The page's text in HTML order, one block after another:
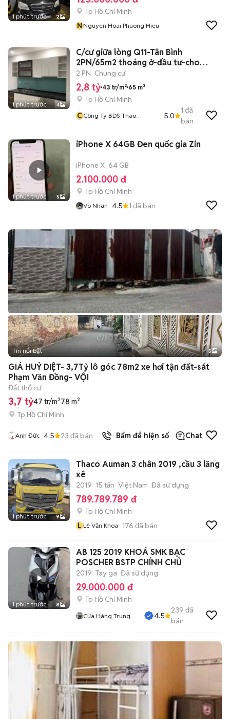
1 phút trước 2
Tp Hồ Chí Minh
NNguyen Hoai Phuong Hieu
1 phút trước 4
C/cư giữa lòng Q11-Tân Bình
2PN/65m2 thoáng ở-đầu tư-cho
thuê-con học
2 PN Chung cư
2,8 tỷ 43 tr/m² 65 m²
Tp Hồ Chí Minh
CCông Ty BDS Thao
5.0
1 đã
bán
1 phút trước 5
iPhone X 64GB Đen quốc gia Zin
iPhone X 64 GB
2.100.000 đ
Tp Hồ Chí Minh
Võ Nhân 4.5 1 đã bán
Tin nổi bật 5
GIÁ HUỶ DIỆT- 3,7Tỷ lô góc 78m2 xe hơi tận đất-sát
Phạm Văn Đồng- VỘI
Đất thổ cư
3,7 tỷ47 tr/m²78 m²
Tp Hồ Chí Minh
Anh Đức 4.5 23 đã bán Bấm để hiện số Chat
1 phút trước 9
Thaco Auman 3 chân 2019 ,cầu 3 lăng
xê
2019 15 tấn Việt Nam Đã sử dụng
789.789.789 đ
Tp Hồ Chí Minh
L Lê Văn Khoa 176 đã bán
1 phút trước 8
AB 125 2019 KHOÁ SMK BẠC
POSCHER BSTP CHÍNH CHỦ
2019 Tay ga Đã sử dụng
29.000.000 đ
Tp Hồ Chí Minh
Cửa Hàng Trung
4.5
239 đã
bán